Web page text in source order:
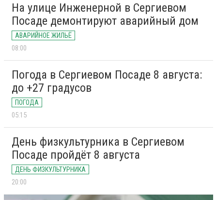
На улице Инженерной в Сергиевом
Посаде демонтируют аварийный дом
АВАРИЙНОЕ ЖИЛЬЁ
08:00
Погода в Сергиевом Посаде 8 августа:
до +27 градусов
ПОГОДА
05:15
День физкультурника в Сергиевом
Посаде пройдёт 8 августа
ДЕНЬ ФИЗКУЛЬТУРНИКА
20:00